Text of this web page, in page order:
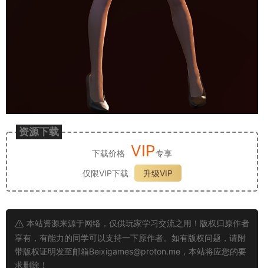
资源下载
下载价格 VIP专享
仅限VIP下载
升级VIP
本站资源来源于网络，仅供玩家学习交流之用！版权归原作者
享有，有能力的同学可以支持一下原作者。如有版权问题，请附
带版权证明发至邮箱Beixigames@proton.me ，本站将应您的要
求删除！